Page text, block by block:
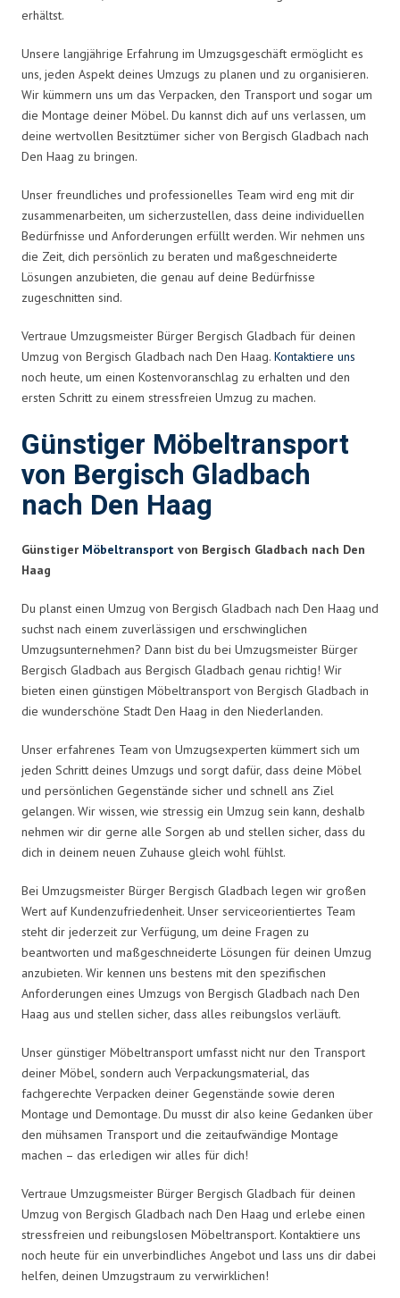
erhältst.
Unsere langjährige Erfahrung im Umzugsgeschäft ermöglicht es
uns, jeden Aspekt deines Umzugs zu planen und zu organisieren.
Wir kümmern uns um das Verpacken, den Transport und sogar um
die Montage deiner Möbel. Du kannst dich auf uns verlassen, um
deine wertvollen Besitztümer sicher von Bergisch Gladbach nach
Den Haag zu bringen.
Unser freundliches und professionelles Team wird eng mit dir
zusammenarbeiten, um sicherzustellen, dass deine individuellen
Bedürfnisse und Anforderungen erfüllt werden. Wir nehmen uns
die Zeit, dich persönlich zu beraten und maßgeschneiderte
Lösungen anzubieten, die genau auf deine Bedürfnisse
zugeschnitten sind.
Vertraue Umzugsmeister Bürger Bergisch Gladbach für deinen
Umzug von Bergisch Gladbach nach Den Haag. Kontaktiere uns
noch heute, um einen Kostenvoranschlag zu erhalten und den
ersten Schritt zu einem stressfreien Umzug zu machen.
Günstiger Möbeltransport
von Bergisch Gladbach
nach Den Haag
Günstiger Möbeltransport von Bergisch Gladbach nach Den
Haag
Du planst einen Umzug von Bergisch Gladbach nach Den Haag und
suchst nach einem zuverlässigen und erschwinglichen
Umzugsunternehmen? Dann bist du bei Umzugsmeister Bürger
Bergisch Gladbach aus Bergisch Gladbach genau richtig! Wir
bieten einen günstigen Möbeltransport von Bergisch Gladbach in
die wunderschöne Stadt Den Haag in den Niederlanden.
Unser erfahrenes Team von Umzugsexperten kümmert sich um
jeden Schritt deines Umzugs und sorgt dafür, dass deine Möbel
und persönlichen Gegenstände sicher und schnell ans Ziel
gelangen. Wir wissen, wie stressig ein Umzug sein kann, deshalb
nehmen wir dir gerne alle Sorgen ab und stellen sicher, dass du
dich in deinem neuen Zuhause gleich wohl fühlst.
Bei Umzugsmeister Bürger Bergisch Gladbach legen wir großen
Wert auf Kundenzufriedenheit. Unser serviceorientiertes Team
steht dir jederzeit zur Verfügung, um deine Fragen zu
beantworten und maßgeschneiderte Lösungen für deinen Umzug
anzubieten. Wir kennen uns bestens mit den spezifischen
Anforderungen eines Umzugs von Bergisch Gladbach nach Den
Haag aus und stellen sicher, dass alles reibungslos verläuft.
Unser günstiger Möbeltransport umfasst nicht nur den Transport
deiner Möbel, sondern auch Verpackungsmaterial, das
fachgerechte Verpacken deiner Gegenstände sowie deren
Montage und Demontage. Du musst dir also keine Gedanken über
den mühsamen Transport und die zeitaufwändige Montage
machen – das erledigen wir alles für dich!
Vertraue Umzugsmeister Bürger Bergisch Gladbach für deinen
Umzug von Bergisch Gladbach nach Den Haag und erlebe einen
stressfreien und reibungslosen Möbeltransport. Kontaktiere uns
noch heute für ein unverbindliches Angebot und lass uns dir dabei
helfen, deinen Umzugstraum zu verwirklichen!